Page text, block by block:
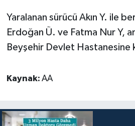
Yaralanan sürücü Akın Y. ile
Erdoğan Ü. ve Fatma Nur Y,
Beyşehir Devlet Hastanesine
Kaynak: AA